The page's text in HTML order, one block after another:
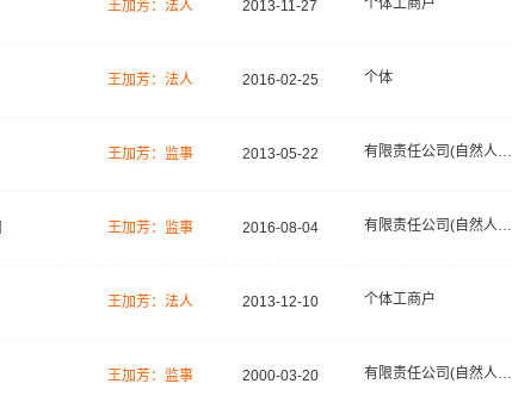
王加芳：法人 2013-11-27 个体工商户
王加芳：法人 2016-02-25 个体
王加芳：监事 2013-05-22 有限责任公司(自然人投资或控股)
王加芳：监事 2016-08-04 有限责任公司(自然人独资)
王加芳：法人 2013-12-10 个体工商户
王加芳：监事 2000-03-20 有限责任公司(自然人投资或控股)